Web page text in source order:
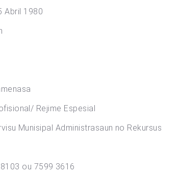
1980
Rejime Espesial
Administrasaun no Rekursus
ou 7599 3616